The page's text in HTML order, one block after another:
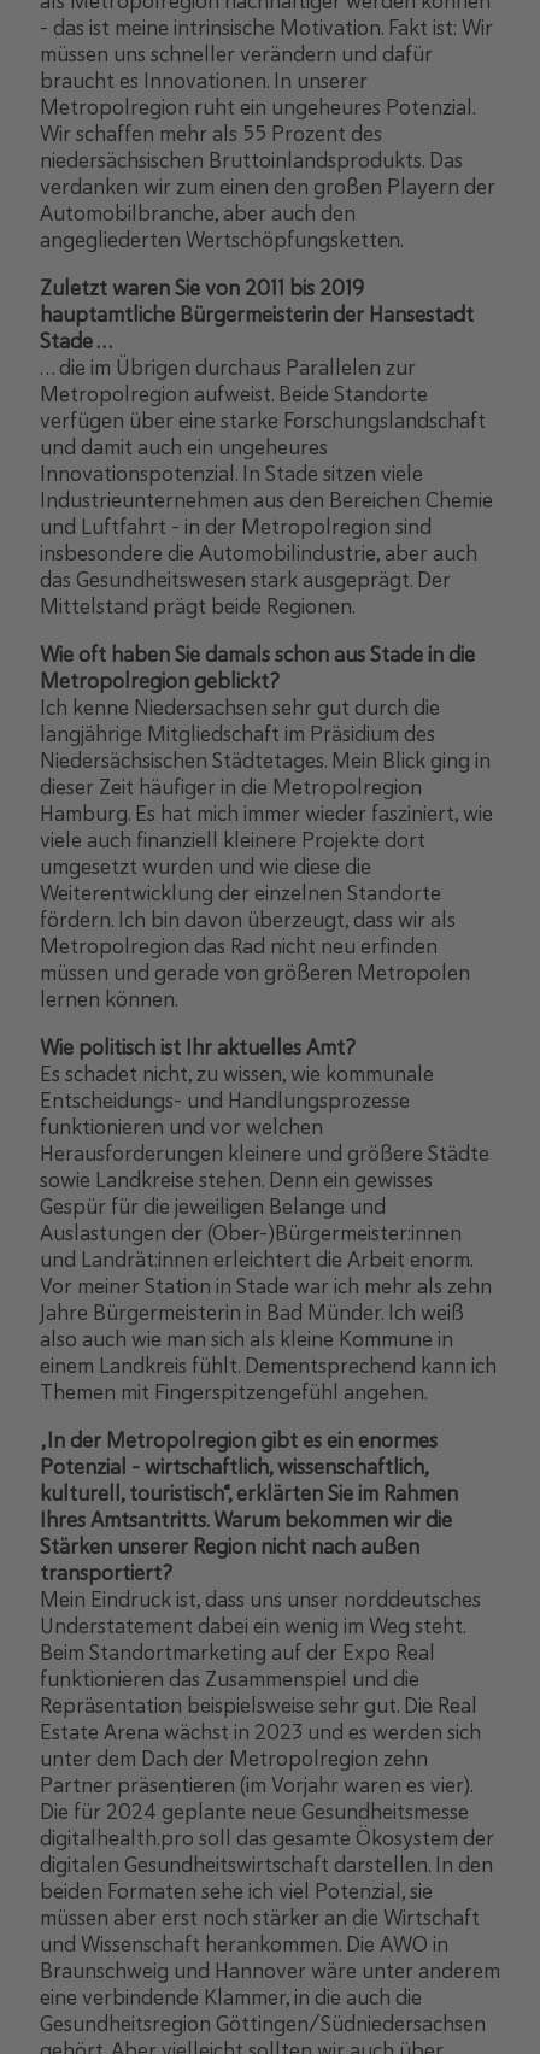
– das ist meine intrinsische Motivation. Fakt ist: Wir
müssen uns schneller verändern und dafür
braucht es Innovationen. In unserer
Metropolregion ruht ein ungeheures Potenzial.
Wir schaffen mehr als 55 Prozent des
niedersächsischen Bruttoinlandsprodukts. Das
verdanken wir zum einen den großen Playern der
Automobilbranche, aber auch den
angegliederten Wertschöpfungsketten.
Zuletzt waren Sie von 2011 bis 2019
hauptamtliche Bürgermeisterin der Hansestadt
Stade …
… die im Übrigen durchaus Parallelen zur
Metropolregion aufweist. Beide Standorte
verfügen über eine starke Forschungslandschaft
und damit auch ein ungeheures
Innovationspotenzial. In Stade sitzen viele
Industrieunternehmen aus den Bereichen Chemie
und Luftfahrt – in der Metropolregion sind
insbesondere die Automobilindustrie, aber auch
das Gesundheitswesen stark ausgeprägt. Der
Mittelstand prägt beide Regionen.
Wie oft haben Sie damals schon aus Stade in die
Metropolregion geblickt?
Ich kenne Niedersachsen sehr gut durch die
langjährige Mitgliedschaft im Präsidium des
Niedersächsischen Städtetages. Mein Blick ging in
dieser Zeit häufiger in die Metropolregion
Hamburg. Es hat mich immer wieder fasziniert, wie
viele auch finanziell kleinere Projekte dort
umgesetzt wurden und wie diese die
Weiterentwicklung der einzelnen Standorte
fördern. Ich bin davon überzeugt, dass wir als
Metropolregion das Rad nicht neu erfinden
müssen und gerade von größeren Metropolen
lernen können.
Wie politisch ist Ihr aktuelles Amt?
Es schadet nicht, zu wissen, wie kommunale
Entscheidungs- und Handlungsprozesse
funktionieren und vor welchen
Herausforderungen kleinere und größere Städte
sowie Landkreise stehen. Denn ein gewisses
Gespür für die jeweiligen Belange und
Auslastungen der (Ober-)Bürgermeister:innen
und Landrät:innen erleichtert die Arbeit enorm.
Vor meiner Station in Stade war ich mehr als zehn
Jahre Bürgermeisterin in Bad Münder. Ich weiß
also auch wie man sich als kleine Kommune in
einem Landkreis fühlt. Dementsprechend kann ich
Themen mit Fingerspitzengefühl angehen.
„In der Metropolregion gibt es ein enormes
Potenzial – wirtschaftlich, wissenschaftlich,
kulturell, touristisch“, erklärten Sie im Rahmen
Ihres Amtsantritts. Warum bekommen wir die
Stärken unserer Region nicht nach außen
transportiert?
Mein Eindruck ist, dass uns unser norddeutsches
Understatement dabei ein wenig im Weg steht.
Beim Standortmarketing auf der Expo Real
funktionieren das Zusammenspiel und die
Repräsentation beispielsweise sehr gut. Die Real
Estate Arena wächst in 2023 und es werden sich
unter dem Dach der Metropolregion zehn
Partner präsentieren (im Vorjahr waren es vier).
Die für 2024 geplante neue Gesundheitsmesse
digitalhealth.pro soll das gesamte Ökosystem der
digitalen Gesundheitswirtschaft darstellen. In den
beiden Formaten sehe ich viel Potenzial, sie
müssen aber erst noch stärker an die Wirtschaft
und Wissenschaft herankommen. Die AWO in
Braunschweig und Hannover wäre unter anderem
eine verbindende Klammer, in die auch die
Gesundheitsregion Göttingen/Südniedersachsen